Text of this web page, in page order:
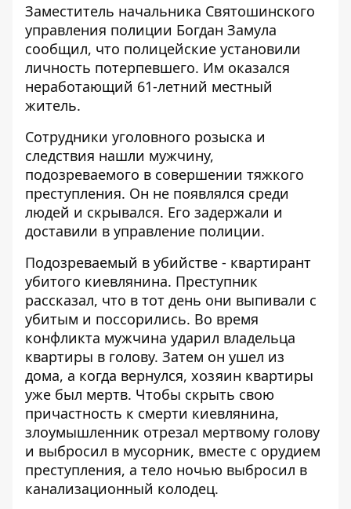
Заместитель начальника Святошинского
управления полиции Богдан Замула
сообщил, что полицейские установили
личность потерпевшего. Им оказался
неработающий 61-летний местный
житель.
Сотрудники уголовного розыска и
следствия нашли мужчину,
подозреваемого в совершении тяжкого
преступления. Он не появлялся среди
людей и скрывался. Его задержали и
доставили в управление полиции.
Подозреваемый в убийстве - квартирант
убитого киевлянина. Преступник
рассказал, что в тот день они выпивали с
убитым и поссорились. Во время
конфликта мужчина ударил владельца
квартиры в голову. Затем он ушел из
дома, а когда вернулся, хозяин квартиры
уже был мертв. Чтобы скрыть свою
причастность к смерти киевлянина,
злоумышленник отрезал мертвому голову
и выбросил в мусорник, вместе с орудием
преступления, а тело ночью выбросил в
канализационный колодец.